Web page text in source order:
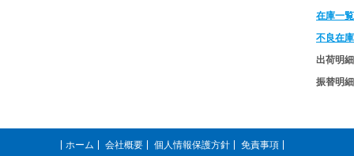
在庫一
不良在
出荷明
振替明
ホーム 会社概要 個人情報保護方針
免責事項